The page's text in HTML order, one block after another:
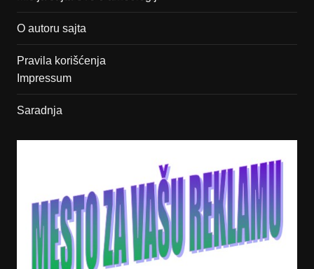
O autoru sajta
Pravila korišćenja
Impressum
Saradnja